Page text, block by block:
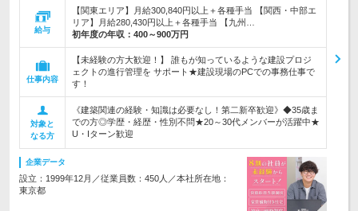
給与
【関東エリア】月給300,840円以上＋各種手当 【関西・中部エ
リア】月給280,430円以上＋各種手当 【九州…
初年度の年収： 400～900万円
仕事内容
【未経験の方大歓迎！】 誰もが知っているような建設プロジ
ェクトの進行管理を サポート★建設現場のPCでの事務仕事で
す！
対象と
なる方
《建築関連の経験・知識は必要なし！第二新卒歓迎》◆35歳ま
での方◎学歴・経歴・性別不問★20～30代メンバーが活躍中★
U・Iターン歓迎
企業データ
設立：1999年12月／従業員数：450人／本社所在地：
東京都